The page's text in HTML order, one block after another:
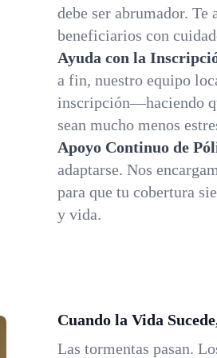
debe ser abrumador. Te
beneficiarios con
Ayuda con la
a fin, nuestro equipo
inscripción—haciendo
sean mucho menos
Apoyo Continuo de
adaptarse. Nos
para que tu cobertura
y vida.
Cuando la Vida
Las tormentas pasan.